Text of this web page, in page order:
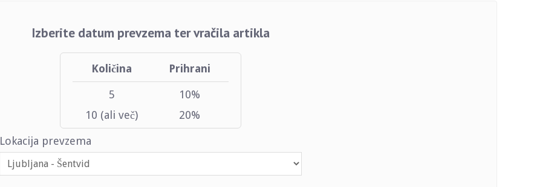
Izberite datum prevzema ter vračila artikla
Količina Prihrani
5
10%
10 (ali več)
20%
Lokacija prevzema